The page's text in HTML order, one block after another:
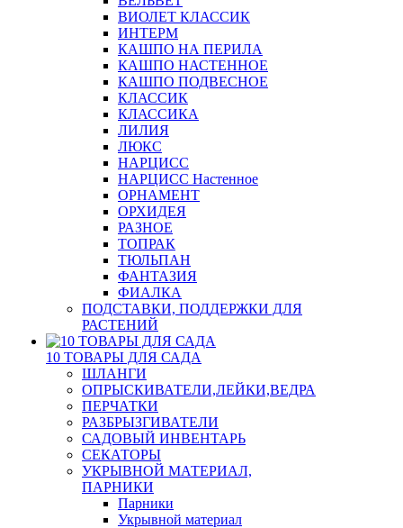
ВИОЛЕТ КЛАССИК
ИНТЕРМ
КАШПО НА ПЕРИЛА
КАШПО НАСТЕННОЕ
КАШПО ПОДВЕСНОЕ
КЛАССИК
КЛАССИКА
ЛИЛИЯ
ЛЮКС
НАРЦИСС
НАРЦИСС Настенное
ОРНАМЕНТ
ОРХИДЕЯ
РАЗНОЕ
ТОПРАК
ТЮЛЬПАН
ФАНТАЗИЯ
ФИАЛКА
ПОДСТАВКИ, ПОДДЕРЖКИ ДЛЯ
РАСТЕНИЙ
10 ТОВАРЫ ДЛЯ САДА
ШЛАНГИ
ОПРЫСКИВАТЕЛИ,ЛЕЙКИ,ВЕДРА
ПЕРЧАТКИ
РАЗБРЫЗГИВАТЕЛИ
САДОВЫЙ ИНВЕНТАРЬ
СЕКАТОРЫ
УКРЫВНОЙ МАТЕРИАЛ,
ПАРНИКИ
Парники
Укрывной материал